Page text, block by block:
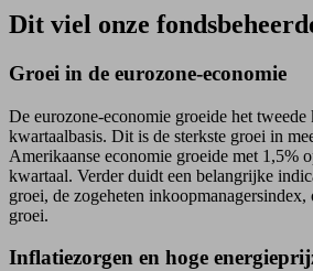
Dit viel onze
Groei in de eurozone-economie
De eurozone-economie groeide het
kwartaalbasis. Dit is de sterkste groei in
Amerikaanse economie groeide met 1,5%
kwartaal. Verder duidt een belangrijke
groei, de zogeheten inkoopmanagersindex,
groei.
Inflatiezorgen en hoge